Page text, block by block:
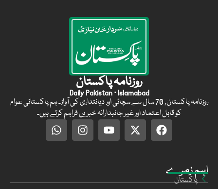
اہم زمرے
پاکستان
روزنامہ پاکستان
Daily Pakistan · Islamabad
روزنامہ پاکستان, 70 سال سے سچائی اور دیانتداری کی آواز۔ ہم پاکستانی عوام
کو قابل اعتماد اور غیر جانبدارانہ خبریں فراہم کرتے ہیں۔